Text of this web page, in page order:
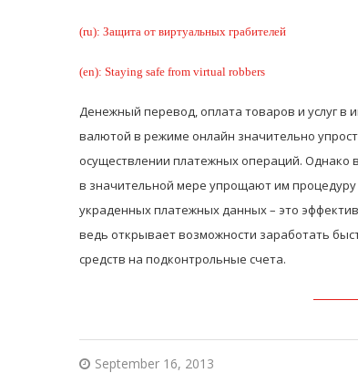
(ru): Защита от виртуальных грабителей
(en): Staying safe from virtual robbers
Денежный перевод, оплата товаров и услуг в
валютой в режиме онлайн значительно
осуществлении платежных операций.
в значительной мере упрощают им
украденных платежных данных – это
ведь открывает возможности заработать
средств на подконтрольные счета.
September 16, 2013